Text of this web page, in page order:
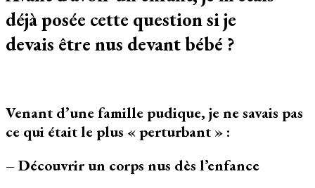
devant
bébé…
déjà posée cette question si je
devais être nus devant bébé ?
Venant d’une famille pudique, je ne savais pas
ce qui était le plus « perturbant » :
– Découvrir un corps nus dès l’enfance